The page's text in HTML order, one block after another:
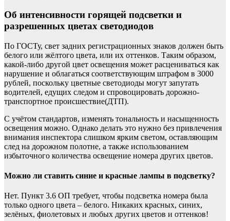
Об интенсивности горящей подсветки и
разрешенных цветах светодиодов
По ГОСТу, свет задних регистрационных знаков должен быть
белого или жёлтого цвета, или их оттенков. Таким образом,
какой-либо другой цвет освещения может расцениваться как
нарушение и облагаться соответствующим штрафом в 3000
рублей, поскольку цветные светодиоды могут запутать
водителей, едущих следом и спровоцировать дорожно-
транспортное происшествие(ДТП).
С учётом стандартов, изменять тональность и насыщенность
освещения можно. Однако делать это нужно без привлечения
внимания инспектора слишком ярким светом, оставляющим
след на дорожном полотне, а также использованием
избыточного количества освещение номера других цветов.
Можно ли ставить синие и красные лампы в подсветку?
Нет. Пункт 3.6 ОП требует, чтобы подсветка номера была
только одного цвета – белого. Никаких красных, синих,
зелёных, фиолетовых и любых других цветов и оттенков!